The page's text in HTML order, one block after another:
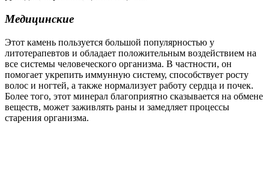
Медицинские
Этот камень пользуется большой популярностью у
литотерапевтов и обладает положительным воздействием на
все системы человеческого организма. В частности, он
помогает укрепить иммунную систему, способствует росту
волос и ногтей, а также нормализует работу сердца и почек.
Более того, этот минерал благоприятно сказывается на обмене
веществ, может заживлять раны и замедляет процессы
старения организма.